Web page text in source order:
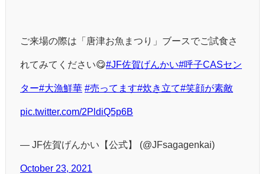
ご来場の際は「唐津お魚まつり」ブースでご試食さ
れてみてください😋#JF佐賀げんかい#呼子CASセン
ター#大漁鮮華 #売ってます#炊き立て#笑顔が素敵
pic.twitter.com/2PldiQ5p6B
— JF佐賀げんかい【公式】 (@JFsagagenkai)
October 23, 2021